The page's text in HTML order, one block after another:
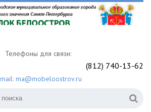
Телефоны для связи:
(812) 740-13-62
ma@mobeloostrov.ru